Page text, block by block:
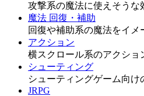
攻撃系の魔法に使えそうな
魔法 回復・補助
回復や補助系の魔法をイメ
アクション
横スクロール系のアクショ
シューティング
シューティングゲーム向け
JRPG